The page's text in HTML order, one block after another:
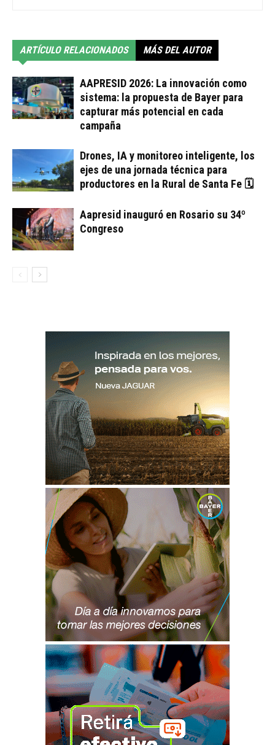
ARTÍCULO RELACIONADOS MÁS DEL AUTOR
AAPRESID 2026: La innovación como
sistema: la propuesta de Bayer para
capturar más potencial en cada
campaña
Drones, IA y monitoreo inteligente, los
ejes de una jornada técnica para
productores en la Rural de Santa Fe 🗓
Aapresid inauguró en Rosario su 34º
Congreso